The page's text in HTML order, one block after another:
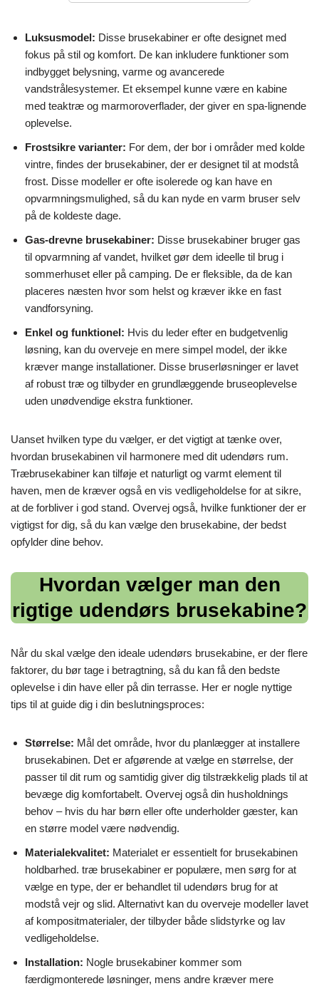
Luksusmodel: Disse brusekabiner er ofte designet med
fokus på stil og komfort. De kan inkludere funktioner som
indbygget belysning, varme og avancerede
vandstrålesystemer. Et eksempel kunne være en kabine
med teaktræ og marmoroverflader, der giver en spa-lignende
oplevelse.
Frostsikre varianter: For dem, der bor i områder med kolde
vintre, findes der brusekabiner, der er designet til at modstå
frost. Disse modeller er ofte isolerede og kan have en
opvarmningsmulighed, så du kan nyde en varm bruser selv
på de koldeste dage.
Gas-drevne brusekabiner: Disse brusekabiner bruger gas
til opvarmning af vandet, hvilket gør dem ideelle til brug i
sommerhuset eller på camping. De er fleksible, da de kan
placeres næsten hvor som helst og kræver ikke en fast
vandforsyning.
Enkel og funktionel: Hvis du leder efter en budgetvenlig
løsning, kan du overveje en mere simpel model, der ikke
kræver mange installationer. Disse bruserløsninger er lavet
af robust træ og tilbyder en grundlæggende bruseoplevelse
uden unødvendige ekstra funktioner.
Uanset hvilken type du vælger, er det vigtigt at tænke over,
hvordan brusekabinen vil harmonere med dit udendørs rum.
Træbrusekabiner kan tilføje et naturligt og varmt element til
haven, men de kræver også en vis vedligeholdelse for at sikre,
at de forbliver i god stand. Overvej også, hvilke funktioner der er
vigtigst for dig, så du kan vælge den brusekabine, der bedst
opfylder dine behov.
Hvordan vælger man den
rigtige udendørs brusekabine?
Når du skal vælge den ideale udendørs brusekabine, er der flere
faktorer, du bør tage i betragtning, så du kan få den bedste
oplevelse i din have eller på din terrasse. Her er nogle nyttige
tips til at guide dig i din beslutningsproces:
Størrelse: Mål det område, hvor du planlægger at installere
brusekabinen. Det er afgørende at vælge en størrelse, der
passer til dit rum og samtidig giver dig tilstrækkelig plads til at
bevæge dig komfortabelt. Overvej også din husholdnings
behov – hvis du har børn eller ofte underholder gæster, kan
en større model være nødvendig.
Materialekvalitet: Materialet er essentielt for brusekabinen
holdbarhed. træ brusekabiner er populære, men sørg for at
vælge en type, der er behandlet til udendørs brug for at
modstå vejr og slid. Alternativt kan du overveje modeller lavet
af kompositmaterialer, der tilbyder både slidstyrke og lav
vedligeholdelse.
Installation: Nogle brusekabiner kommer som
færdigmonterede løsninger, mens andre kræver mere